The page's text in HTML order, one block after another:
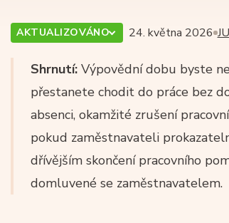
AKTUALIZOVÁNO 24. května 2026
Shrnutí: Výpovědní dobu byste
přestanete chodit do práce bez
absenci, okamžité zrušení
pokud zaměstnavateli
dřívějším skončení pracovního
domluvené se zaměstnavatelem.